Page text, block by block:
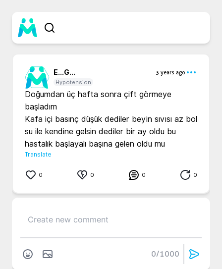
E...G...
3 years ago
Hypotension
Doğumdan üç hafta sonra çift görmeye
başladım
Kafa içi basınç düşük dediler beyin sıvısı az bol
su ile kendine gelsin dediler bir ay oldu bu
hastalık başlayalı başına gelen oldu mu
Translate
0 0 0 0
0/1000